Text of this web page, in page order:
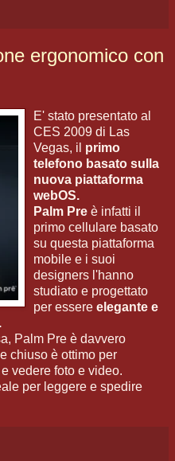
ergonomico con
E' stato presentato al
CES 2009 di Las
Vegas, il primo
telefono basato sulla
nuova piattaforma
webOS.
Palm Pre è infatti il
primo cellulare basato
su questa piattaforma
mobile e i suoi
designers l'hanno
studiato e progettato
per essere elegante e
Palm Pre è davvero
chiuso è ottimo per
vedere foto e video.
per leggere e spedire